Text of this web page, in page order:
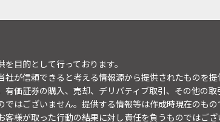
目的として行っております。
社が信頼できると考える情報源から提供されたものを
有価証券の購入、売却、デリバティブ取引、その他の
ではございません。提供する情報等は作成時現在のも
客様が取った行動の結果に対し責任を負うものではご